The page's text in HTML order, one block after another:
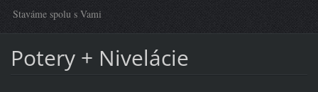
Staváme spolu s Vami
Potery + Nivelácie